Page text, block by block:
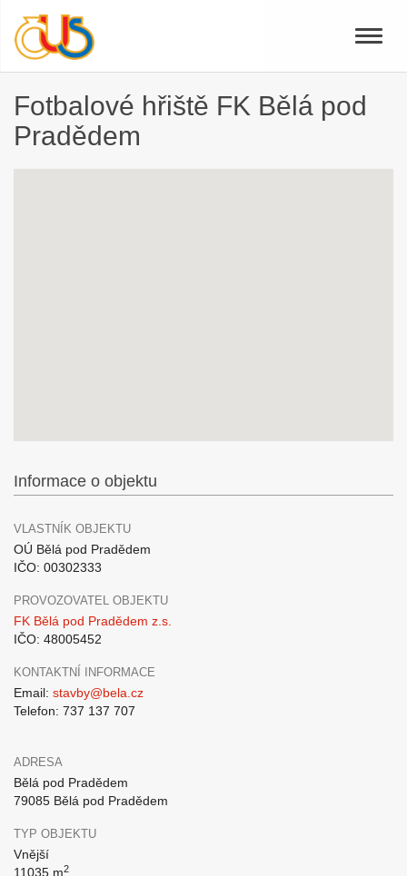
Toggle
Fotbalové hřiště FK Bělá pod
Pradědem
Informace o objektu
VLASTNÍK OBJEKTU
OÚ Bělá pod Pradědem
IČO: 00302333
PROVOZOVATEL OBJEKTU
FK Bělá pod Pradědem z.s.
IČO: 48005452
KONTAKTNÍ INFORMACE
Email: stavby@bela.cz
Telefon: 737 137 707
ADRESA
Bělá pod Pradědem
79085 Bělá pod Pradědem
TYP OBJEKTU
Vnější
11035 m2